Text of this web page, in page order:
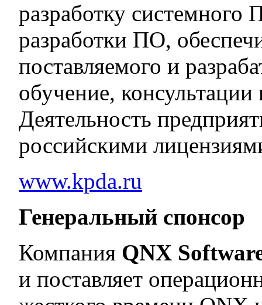
разработку системного
разработки ПО,
поставляемого и
обучение,
Деятельность
российскими
www.kpda.ru
Генеральный спонсор
Компания QNX
и поставляет